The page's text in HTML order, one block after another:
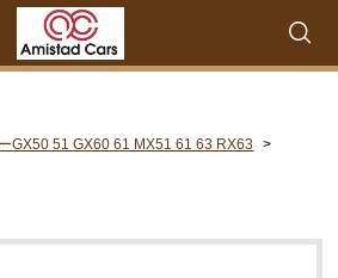
MA55 MA56
GX50 51 GX60 61 MX51 61 63 RX63